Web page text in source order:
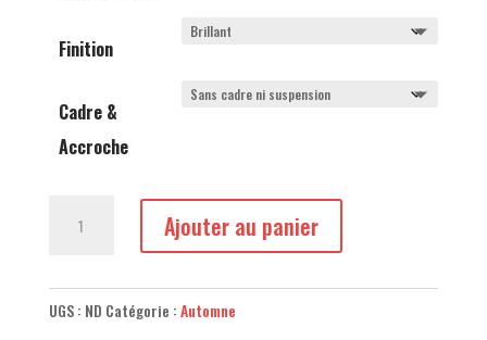
Finition
Cadre &
Accroche
et
couleurs
Ajouter au panier
UGS : ND Catégorie :Automne